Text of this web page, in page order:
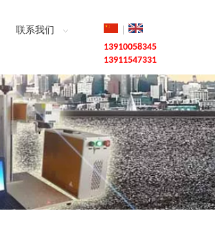
联系我们
13910058345
13911547331